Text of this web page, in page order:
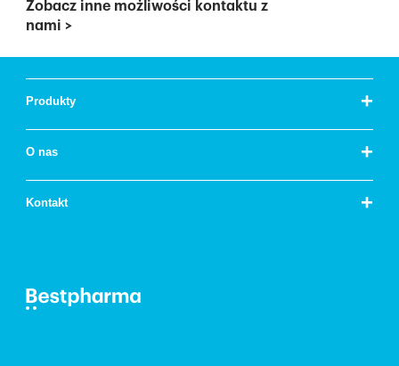
Zobacz inne możliwości kontaktu z
nami >
Produkty +
O nas +
Kontakt +